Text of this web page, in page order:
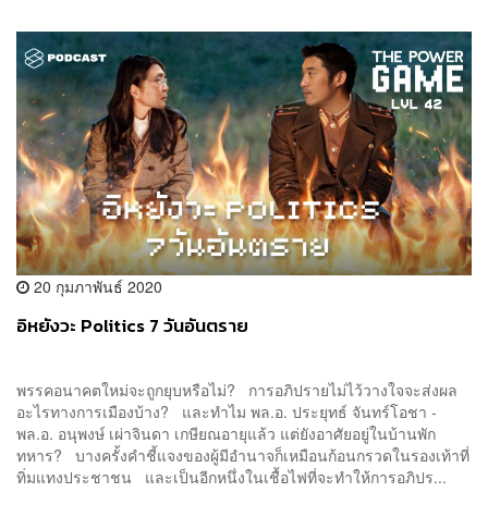
20 กุมภาพันธ์ 2020
อิหยังวะ Politics 7 วันอันตราย
พรรคอนาคตใหม่จะถูกยุบหรือไม่? การอภิปรายไม่ไว้วางใจจะส่งผล
อะไรทางการเมืองบ้าง? และทำไม พล.อ. ประยุทธ์ จันทร์โอชา -
พล.อ. อนุพงษ์ เผ่าจินดา เกษียณอายุแล้ว แต่ยังอาศัยอยู่ในบ้านพัก
ทหาร? บางครั้งคำชี้แจงของผู้มีอำนาจก็เหมือนก้อนกรวดในรองเท้าที่
ทิ่มแทงประชาชน และเป็นอีกหนึ่งในเชื้อไฟที่จะทำให้การอภิปร...